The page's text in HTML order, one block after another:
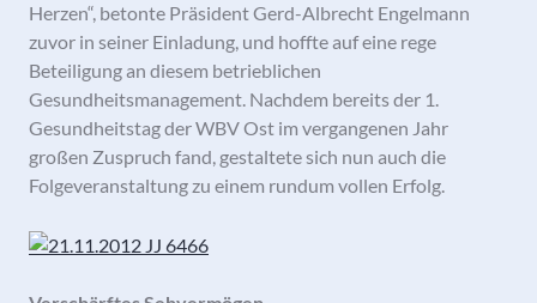
Herzen“, betonte Präsident Gerd-Albrecht Engelmann
zuvor in seiner Einladung, und hoffte auf eine rege
Beteiligung an diesem betrieblichen
Gesundheitsmanagement. Nachdem bereits der 1.
Gesundheitstag der WBV Ost im vergangenen Jahr
großen Zuspruch fand, gestaltete sich nun auch die
Folgeveranstaltung zu einem rundum vollen Erfolg.